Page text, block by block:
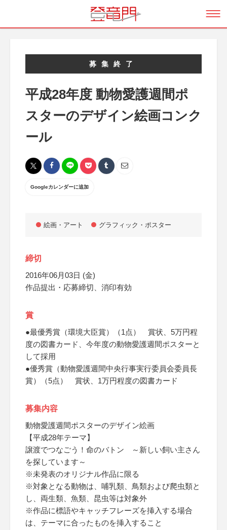
募集終了
平成28年度 動物愛護週間ポ
スターのデザイン絵画コンク
ール
Googleカレンダーに追加
絵画・アート グラフィック・ポスター
締切
2016年06月03日 (金)
作品提出・応募締切、消印有効
賞
●最優秀賞（環境大臣賞）（1点） 賞状、5万円程
度の図書カード、今年度の動物愛護週間ポスターと
して採用
●優秀賞（動物愛護週間中央行事実行委員会委員長
賞）（5点） 賞状、1万円程度の図書カード
募集内容
動物愛護週間ポスターのデザイン絵画
【平成28年テーマ】
譲渡でつなごう！命のバトン ～新しい飼い主さん
を探しています～
※未発表のオリジナル作品に限る
※対象となる動物は、哺乳類、鳥類および爬虫類と
し、両生類、魚類、昆虫等は対象外
※作品に標語やキャッチフレーズを挿入する場合
は、テーマに合ったものを挿入すること